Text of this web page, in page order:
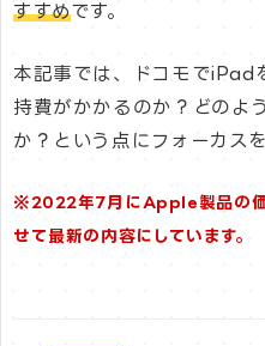
すすめです。
本記事では、ドコモでiPad
持費がかかるのか？どのよ
か？という点にフォーカス
※2022年7月にApple製品の価
せて最新の内容にしています。